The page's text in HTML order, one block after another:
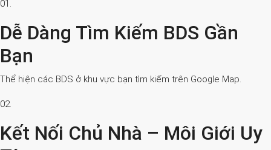
01.
Dễ Dàng Tìm Kiếm BDS Gần
Bạn
Thể hiện các BDS ở khu vực bạn tìm kiếm trên Google Map.
02.
Kết Nối Chủ Nhà – Môi Giới Uy